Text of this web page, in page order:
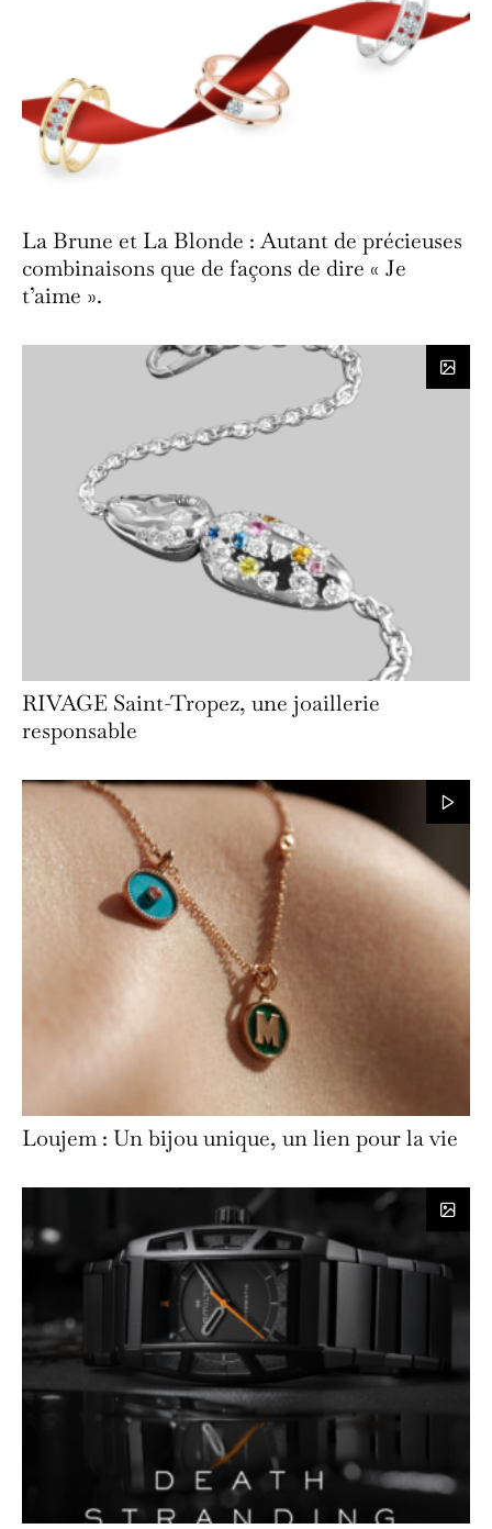
La Brune et La Blonde : Autant de précieuses
combinaisons que de façons de dire « Je
t’aime ».
RIVAGE Saint-Tropez, une joaillerie
responsable
Loujem : Un bijou unique, un lien pour la vie